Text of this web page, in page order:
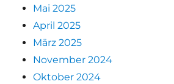
Mai 2025
April 2025
März 2025
November 2024
Oktober 2024